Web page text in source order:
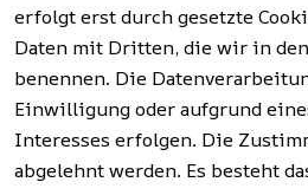
erfolgt erst durch gesetzte
Daten mit Dritten, die wir in
benennen. Die
Einwilligung oder aufgrund
Interesses erfolgen. Die
abgelehnt werden. Es besteht
Vertrag
widerrufen
Facebook |
Instagram |
Newsletter
AGB |